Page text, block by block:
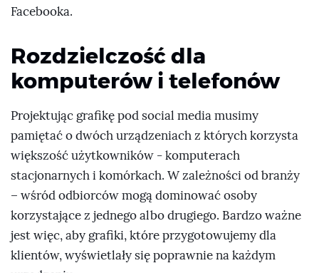
Facebooka.
Rozdzielczość dla
komputerów i telefonów
Projektując grafikę pod social media musimy
pamiętać o dwóch urządzeniach z których korzysta
większość użytkowników - komputerach
stacjonarnych i komórkach. W zależności od branży
– wśród odbiorców mogą dominować osoby
korzystające z jednego albo drugiego. Bardzo ważne
jest więc, aby grafiki, które przygotowujemy dla
klientów, wyświetlały się poprawnie na każdym